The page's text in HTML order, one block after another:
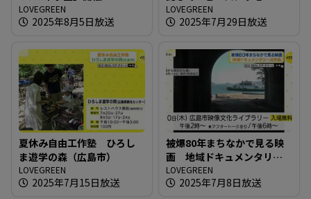
LOVEGREEN
2025年8月5日放送
とうろう流し
LOVEGREEN
2025年7月29日放送
夏休み自由工作塾 ひろし
ま遊学の森（広島市）
LOVEGREEN
2025年7月15日放送
被爆80年まちなかで見る映
画 地域ドキュメンタリー4
作品
LOVEGREEN
2025年7月8日放送